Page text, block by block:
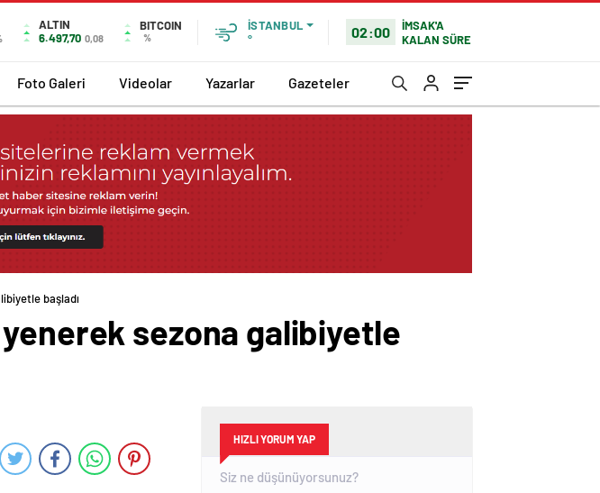
ALTIN
6.497,70 0,08
BITCOIN
%
İSTANBUL
°
02:00
İMSAK'A
KALAN SÜRE
Foto Galeri Videolar Yazarlar Gazeteler
başladı
sezona galibiyetle
HIZLI YORUM YAP